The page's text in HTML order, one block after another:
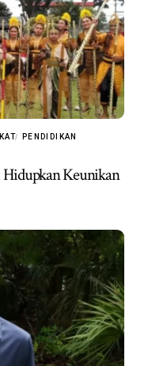
PENDIDIKAN
Hidupkan Keunikan